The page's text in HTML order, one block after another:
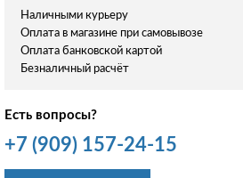
Наличными курьеру
Оплата в магазине при самовывозе
Оплата банковской картой
Безналичный расчёт
Есть вопросы?
+7 (909) 157-24-15